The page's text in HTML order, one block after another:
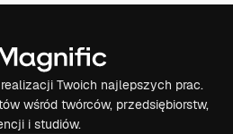
Twoich najlepszych prac.
wśród twórców, przedsiębiorstw,
i studiów.